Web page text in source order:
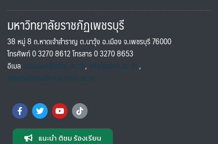
มหาวิทยาลัยราชภัฏเพชรบุรี
38 หมู่ 8 ถ.หาดเจ้าสำราญ ต.นาวุ้ง อ.เมือง จ.เพชรบุรี 76000
โทรศัพท์ 0 3270 8612 โทรสาร 0 3270 8653
อีเมล saraban@pbru.ac.th, info@pbru.ac.th,
international@mail.pbru.ac.th
แนะนำ ติชม ร้องเรียน